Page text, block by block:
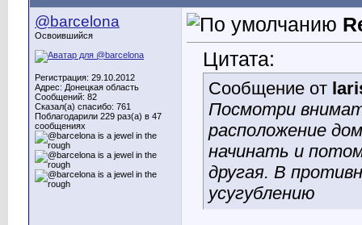
@barcelona
Освоившийся
Регистрация: 29.10.2012
Адрес: Донецкая область
Сообщений: 82
Сказал(а) спасибо: 761
Поблагодарили 229 раз(а) в 47
сообщениях
Цитата:
Сообщение от
Посмотри
расположение
начинать и
другая. В
усугублению